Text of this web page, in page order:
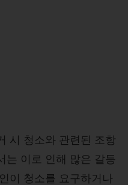
시 청소와 관련된 조항
는 이로 인해 많은 갈등
이 청소를 요구하거나